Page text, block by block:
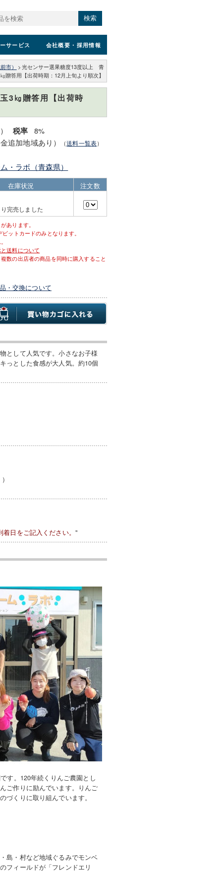
検索
サービス 会社概要 ・採用情報
市） > 光センサー選果糖度13度以上 青
贈答用【出荷時期：12月上旬より順次】
3㎏贈答用【出荷時
税率 8%
追加地域あり） （送料一覧表）
・ラボ（青森県）
在庫状況
注文数
完売しました
あります。
ットカードのみとなります。
送料について
数の出店者の商品を同時に購入すること
・交換について
として人気です。小さなお子様
っとした食感が大人気。約10個
日をご記入ください。 "
す。120年続くりんご農園とし
ご作りに励んでいます。りんご
くりに取り組んでいます。
島・村など地域ぐるみでモンベ
フィールドが「フレンドエリ